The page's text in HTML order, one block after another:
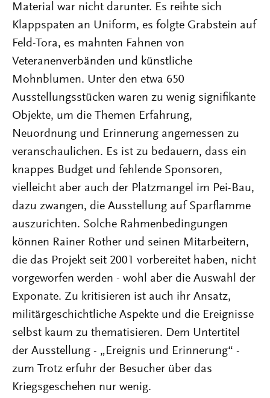
Material war nicht darunter. Es reihte sich
Klappspaten an Uniform, es folgte Grabstein auf
Feld-Tora, es mahnten Fahnen von
Veteranenverbänden und künstliche
Mohnblumen. Unter den etwa 650
Ausstellungsstücken waren zu wenig signifikante
Objekte, um die Themen Erfahrung,
Neuordnung und Erinnerung angemessen zu
veranschaulichen. Es ist zu bedauern, dass ein
knappes Budget und fehlende Sponsoren,
vielleicht aber auch der Platzmangel im Pei-Bau,
dazu zwangen, die Ausstellung auf Sparflamme
auszurichten. Solche Rahmenbedingungen
können Rainer Rother und seinen Mitarbeitern,
die das Projekt seit 2001 vorbereitet haben, nicht
vorgeworfen werden - wohl aber die Auswahl der
Exponate. Zu kritisieren ist auch ihr Ansatz,
militärgeschichtliche Aspekte und die Ereignisse
selbst kaum zu thematisieren. Dem Untertitel
der Ausstellung - „Ereignis und Erinnerung“ -
zum Trotz erfuhr der Besucher über das
Kriegsgeschehen nur wenig.